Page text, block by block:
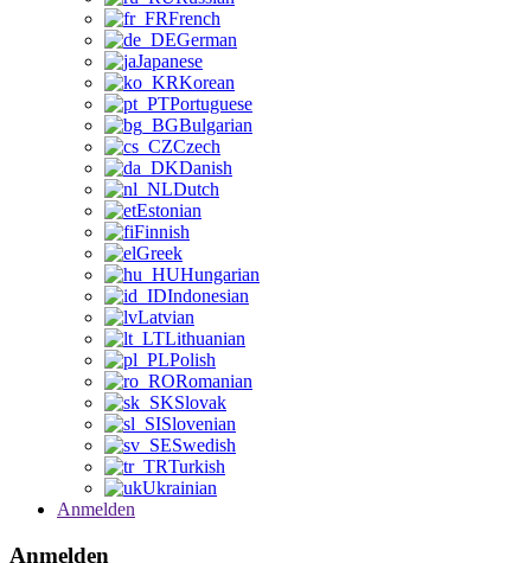
French
German
Japanese
Korean
Portuguese
Bulgarian
Czech
Danish
Dutch
Estonian
Finnish
Greek
Hungarian
Indonesian
Latvian
Lithuanian
Polish
Romanian
Slovak
Slovenian
Swedish
Turkish
Ukrainian
Anmelden
Anmelden